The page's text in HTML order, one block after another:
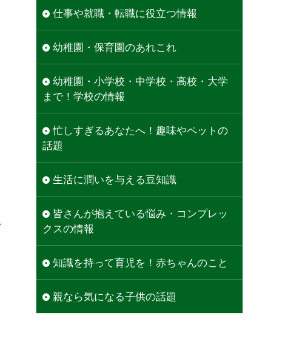
仕事や就職・転職に役立つ情報
幼稚園・保育園のあれこれ
幼稚園・小学校・中学校・高校・大学
まで！学校の情報
忙しすぎるあなたへ！趣味やペットの
話題
生活に潤いを与える豆知識
皆さんが抱えている悩み・コンプレッ
クスの情報
知識を持って育児を！赤ちゃんのこと
親なら気になる子供の話題